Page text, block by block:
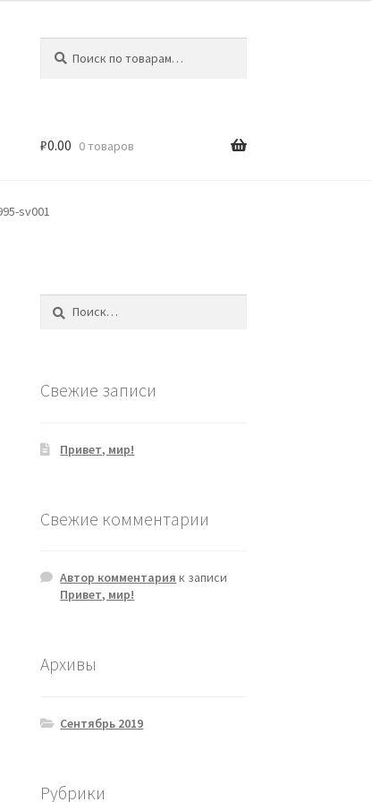
₽0.00 0 товаров
sv001
Найти:
Свежие записи
Привет, мир!
Свежие комментарии
Автор комментария к записи
Привет, мир!
Архивы
Сентябрь 2019
Рубрики